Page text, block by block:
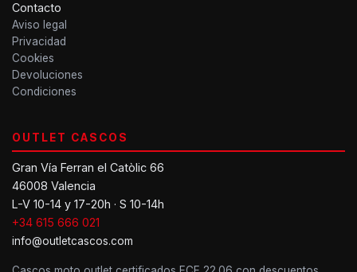
Contacto
Aviso legal
Privacidad
Cookies
Devoluciones
Condiciones
OUTLET CASCOS
Gran Vía Ferran el Catòlic 66
46008 Valencia
L-V 10-14 y 17-20h · S 10-14h
+34 615 666 021
info@outletcascos.com